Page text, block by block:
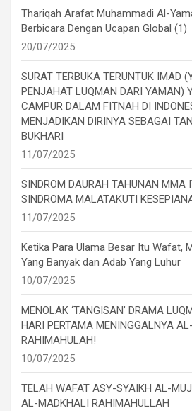
Thariqah Arafat Muhammadi Al-
Berbicara Dengan Ucapan Global (1)
20/07/2025
SURAT TERBUKA TERUNTUK IMAD
PENJAHAT LUQMAN DARI YAMAN)
CAMPUR DALAM FITNAH DI
MENJADIKAN DIRINYA SEBAGAI
BUKHARI
11/07/2025
SINDROM DAURAH TAHUNAN MMA
SINDROMA MALATAKUTI
11/07/2025
Ketika Para Ulama Besar Itu Wafat,
Yang Banyak dan Adab Yang Luhur
10/07/2025
MENOLAK ‘TANGISAN’ DRAMA
HARI PERTAMA MENINGGALNYA
RAHIMAHULAH!
10/07/2025
TELAH WAFAT ASY-SYAIKH AL-
AL-MADKHALI RAHIMAHULLAH